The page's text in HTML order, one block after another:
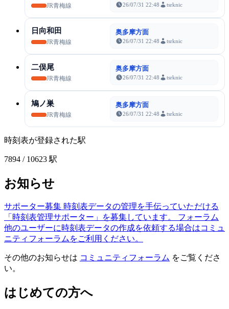
JR青梅線 26/07/31 22:48 tsrknic
日向和田
JR青梅線
奥多摩方面
26/07/31 22:48 tsrknic
二俣尾
JR青梅線
奥多摩方面
26/07/31 22:48 tsrknic
鳩ノ巣
JR青梅線
奥多摩方面
26/07/31 22:48 tsrknic
時刻表が登録された駅
7894 / 10623 駅
お知らせ
サポーター募集 時刻表データの管理を手伝っていただける
「時刻表管理サポーター」を募集しています。
フォーラム
他のユーザーに時刻表データの作成を依頼する場合はコミュ
ニティフォーラムをご利用ください。
その他のお知らせは コミュニティフォーラム をご覧くださ
い。
はじめての方へ